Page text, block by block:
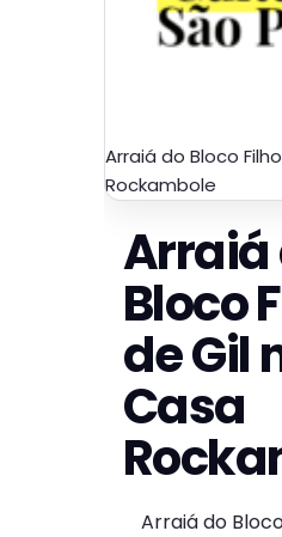
Arraiá do Bloco
Rockambole
Arraiá
Bloco
de Gil
Casa
Arraiá do